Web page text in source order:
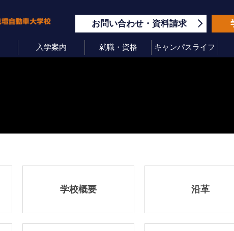
お問い合わせ 資料請求
入学案内 就職・資格 キャンパスライフ
学校概要 沿革